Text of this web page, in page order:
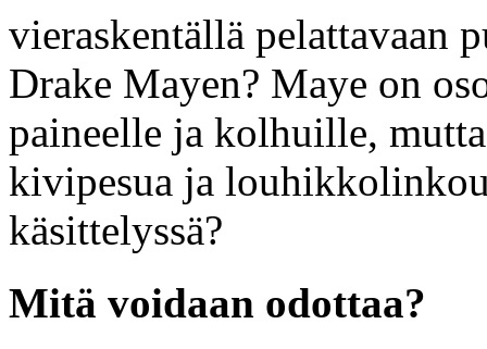
vieraskentällä pelattavaan
Drake Mayen? Maye on
paineelle ja kolhuille,
kivipesua ja
käsittelyssä?
Mitä voidaan odottaa?